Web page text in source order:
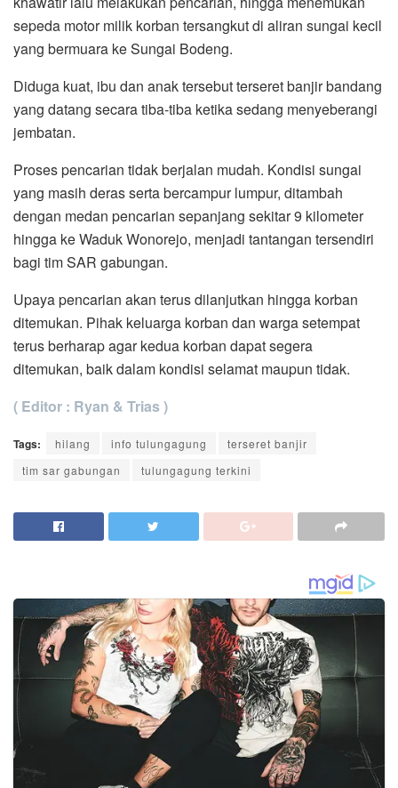
sepeda motor milik korban tersangkut di aliran sungai kecil
yang bermuara ke Sungai Bodeng.
Diduga kuat, ibu dan anak tersebut terseret banjir bandang
yang datang secara tiba-tiba ketika sedang menyeberangi
jembatan.
Proses pencarian tidak berjalan mudah. Kondisi sungai
yang masih deras serta bercampur lumpur, ditambah
dengan medan pencarian sepanjang sekitar 9 kilometer
hingga ke Waduk Wonorejo, menjadi tantangan tersendiri
bagi tim SAR gabungan.
Upaya pencarian akan terus dilanjutkan hingga korban
ditemukan. Pihak keluarga korban dan warga setempat
terus berharap agar kedua korban dapat segera
ditemukan, baik dalam kondisi selamat maupun tidak.
( Editor : Ryan & Trias )
Tags: hilang info tulungagung
terseret banjir
tim sar gabungan
tulungagung terkini